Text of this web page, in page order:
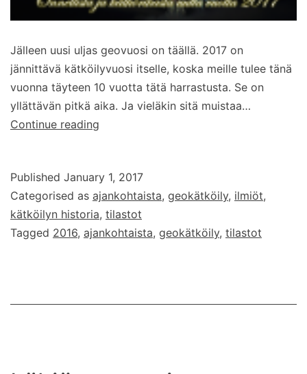
Jälleen uusi uljas geovuosi on täällä. 2017 on
jännittävä kätköilyvuosi itselle, koska meille tulee tänä
vuonna täyteen 10 vuotta tätä harrastusta. Se on
yllättävän pitkä aika. Ja vieläkin sitä muistaa…
Continue reading
2016
Published January 1, 2017
Categorised as ajankohtaista, geokätköily, ilmiöt,
kätköilyn historia, tilastot
Tagged 2016, ajankohtaista, geokätköily, tilastot